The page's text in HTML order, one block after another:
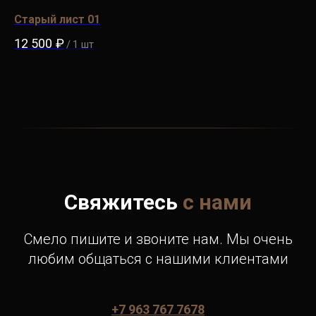
Старый лист 01
12 500 ₽/ 1 шт
Свяжитесь с нами
Смело пишите и звоните нам. Мы очень
любим общаться с нашими клиентами
+7 963 767 7678